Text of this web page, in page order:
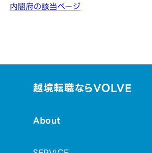
内閣府の該当ページ
越境転職ならVOLVE
About